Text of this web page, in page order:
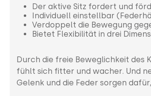
Der aktive Sitz fordert und
Individuell einstellbar
Verdoppelt die Bewegung
Bietet Flexibilität in drei
Durch die freie Beweglichkeit des
fühlt sich fitter und wacher. Und
Gelenk und die Feder sorgen